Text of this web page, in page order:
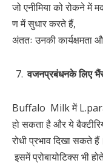
जो एनीमिया को रोकने
ण में सुधार करते हैं,
अंततः उनकी कार्यक्षमता
वजनप्रबंधनकेलिए
Buffalo Milk में
हो सकता है और ये
रोधी प्रभाव दिखा सकते हैं।
इसमें प्रोबायोटिक्स भी